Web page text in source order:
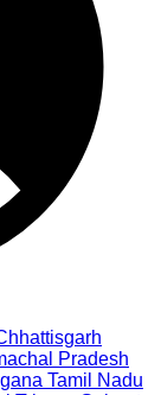
Pradesh
Tamil Nadu